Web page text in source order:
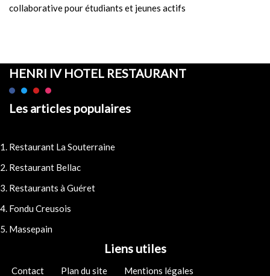
collaborative pour étudiants et jeunes actifs
HENRI IV HOTEL RESTAURANT
Les articles populaires
Restaurant La Souterraine
Restaurant Bellac
Restaurants à Guéret
Fondu Creusois
Massepain
Liens utiles
Contact Plan du site Mentions légales